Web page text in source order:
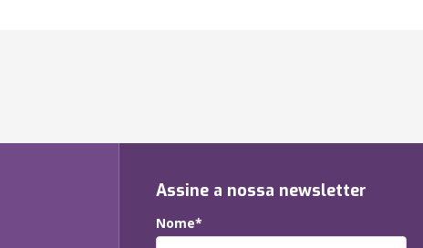
Assine a nossa newsletter
Nome*